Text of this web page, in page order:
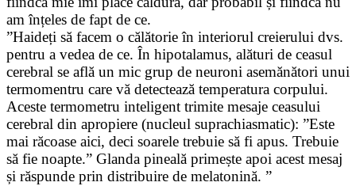
am înțeles de fapt de ce.
”Haideți să facem o călătorie în interiorul creierului dvs.
pentru a vedea de ce. În hipotalamus, alături de ceasul
cerebral se află un mic grup de neuroni asemănători unui
termomentru care vă detectează temperatura corpului.
Aceste termometru inteligent trimite mesaje ceasului
cerebral din apropiere (nucleul suprachiasmatic): ”Este
mai răcoase aici, deci soarele trebuie să fi apus. Trebuie
să fie noapte.” Glanda pineală primește apoi acest mesaj
și răspunde prin distribuire de melatonină. ”